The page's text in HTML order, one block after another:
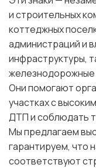
и строительных
коттеджных
администраций и
инфраструктуры,
железнодорожные
Они помогают
участках с
ДТП и соблюдать
Мы предлагаем
гарантируем, что
соответствуют